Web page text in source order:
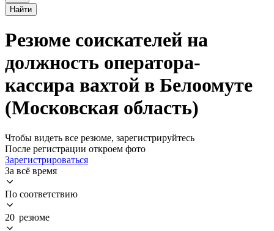
Найти
Резюме соискателей на
должность оператора-
кассира вахтой в Белоомуте
(Московская область)
Чтобы видеть все резюме, зарегистрируйтесь
После регистрации откроем фото
Зарегистрироваться
За всё время
По соответствию
20 резюме